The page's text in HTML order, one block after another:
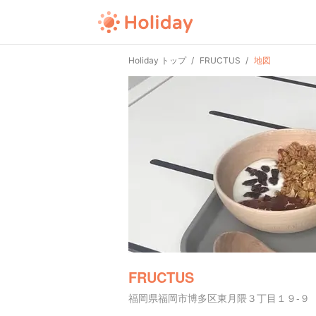
Holiday トップ FRUCTUS 地図
FRUCTUS
福岡県福岡市博多区東月隈３丁目１９-９